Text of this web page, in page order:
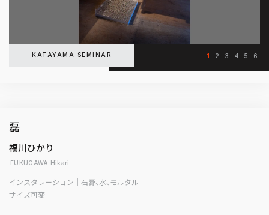
1 2 3 4 5 6
KATAYAMA SEMINAR
磊
福川ひかり
FUKUGAWA Hikari
インスタレーション｜石膏、水、モルタル
サイズ可変